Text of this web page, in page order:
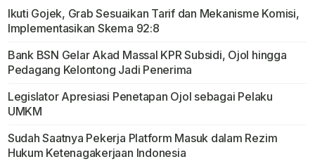
Ikuti Gojek, Grab Sesuaikan Tarif dan Mekanisme Komisi,
Implementasikan Skema 92:8
Bank BSN Gelar Akad Massal KPR Subsidi, Ojol hingga
Pedagang Kelontong Jadi Penerima
Legislator Apresiasi Penetapan Ojol sebagai Pelaku
UMKM
Sudah Saatnya Pekerja Platform Masuk dalam Rezim
Hukum Ketenagakerjaan Indonesia